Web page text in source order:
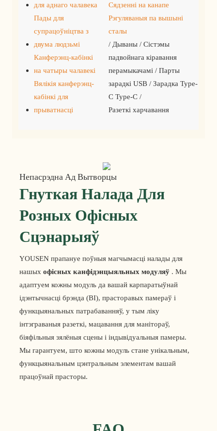
для аднаго чалавека
Пады для
супрацоўніцтва з
двума людзьмі
Канферэнц-кабінкі
на чатыры чалавекі
Вялікія канферэнц-
кабінкі для
прыватнасці
Сядзенні на канапе
Рэгуляваныя па вышыні
сталы
/ Дываны / Сістэмы
падвойнага кіравання
перамыкачамі / Парты
зарадкі USB / Зарадка Type-
C Type-C /
Разеткі харчавання
Непасрэдна Ад Вытворцы
Гнуткая Налада Для
Розных Офісных
Сцэнарыяў
YOUSEN прапануе поўныя магчымасці налады для
нашых офісных канфідэнцыяльных модуляў . Мы
адаптуем кожны модуль да вашай карпаратыўнай
ідэнтычнасці брэнда (ВІ), прасторавых памераў і
функцыянальных патрабаванняў, у тым ліку
інтэграваныя разеткі, мацавання для манітораў,
біяфільныя зялёныя сцены і індывідуальныя памеры.
Мы гарантуем, што кожны модуль стане унікальным,
функцыянальным цэнтральным элементам вашай
працоўнай прасторы.